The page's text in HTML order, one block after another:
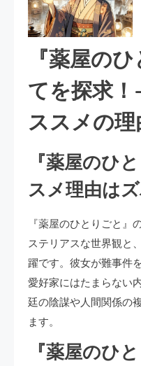
『薬屋の
てを探求
ススメの理
『薬屋のひ
スメ理由はズ
『薬屋のひとりごと』
ステリアスな世界観と
躍です。彼女が難事件
愛好家にはたまらない
廷の陰謀や人間関係の
ます。
『薬屋のひ